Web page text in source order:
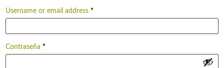
Username or email address *
Contraseña *